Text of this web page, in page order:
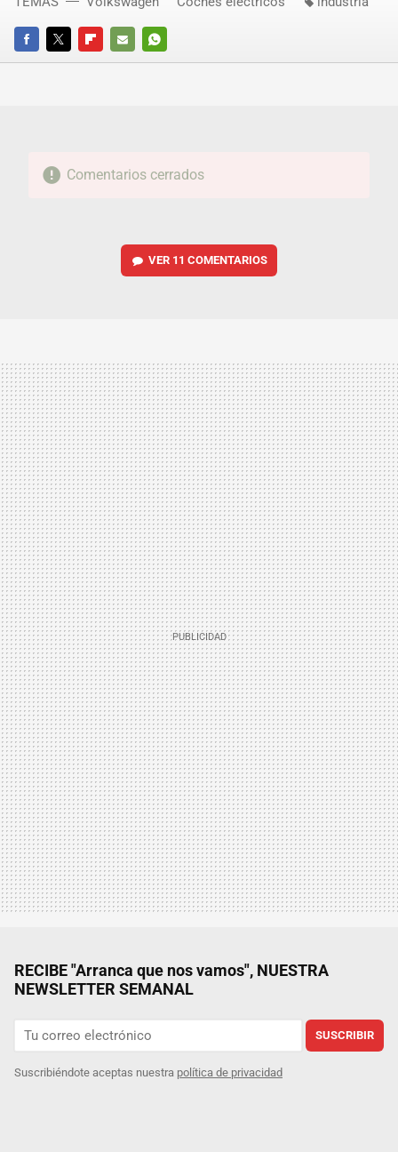
FACEBOOKTWITTERFLIPBOARD
E-
WHATSAPP
Comentarios cerrados
VER 11 COMENTARIOS
RECIBE "Arranca que nos vamos", NUESTRA
NEWSLETTER SEMANAL
SUSCRIBIR
Suscribiéndote aceptas nuestra política de privacidad